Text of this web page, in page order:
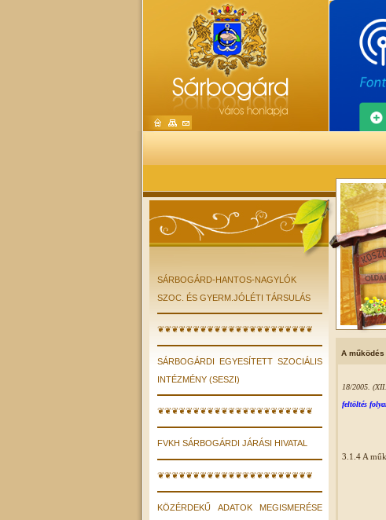
SÁRBOGÁRD-HANTOS-NAGYLÓK
SZOC. ÉS GYERM.JÓLÉTI TÁRSULÁS
❦❦❦❦❦❦❦❦❦❦❦❦❦❦❦❦❦❦❦❦❦❦
SÁRBOGÁRDI EGYESÍTETT SZOCIÁLIS
INTÉZMÉNY (SESZI)
❦❦❦❦❦❦❦❦❦❦❦❦❦❦❦❦❦❦❦❦❦❦
FVKH SÁRBOGÁRDI JÁRÁSI HIVATAL
❦❦❦❦❦❦❦❦❦❦❦❦❦❦❦❦❦❦❦❦❦❦
KÖZÉRDEKŰ ADATOK MEGISMERÉSE
A
18/2005.
feltöltés
3.1.4 A